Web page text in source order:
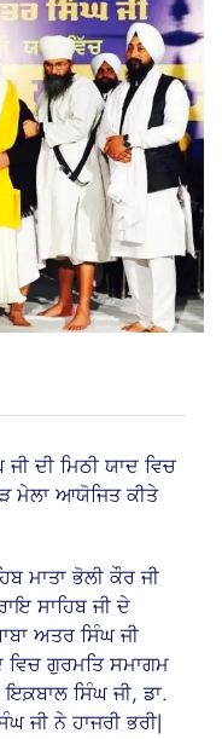
ਦੀ ਮਿਠੀ ਯਾਦ ਵਿਚ
ਮੇਲਾ ਆਯੋਜਿਤ ਕੀਤੇ
ਮਾਤਾ ਭੋਲੀ ਕੌਰ ਜੀ
ਸਾਹਿਬ ਜੀ ਦੇ
ਅਤਰ ਸਿੰਘ ਜੀ
ਵਿਚ ਗੁਰਮਤਿ ਸਮਾਗਮ
ਸਿੰਘ ਜੀ, ਡਾ.
ਜੀ ਨੇ ਹਾਜਰੀ ਭਰੀ|